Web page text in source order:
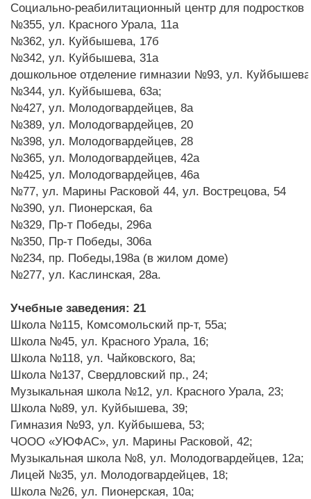
Социально-реабилитационный центр для подростков
№355, ул. Красного Урала, 11а
№362, ул. Куйбышева, 17б
№342, ул. Куйбышева, 31а
дошкольное отделение гимназии №93, ул.
№344, ул. Куйбышева, 63а;
№427, ул. Молодогвардейцев, 8а
№389, ул. Молодогвардейцев, 20
№398, ул. Молодогвардейцев, 28
№365, ул. Молодогвардейцев, 42а
№425, ул. Молодогвардейцев, 46а
№77, ул. Марины Расковой 44, ул. Вострецова, 54
№390, ул. Пионерская, 6а
№329, Пр-т Победы, 296а
№350, Пр-т Победы, 306а
№234, пр. Победы,198а (в жилом доме)
№277, ул. Каслинская, 28а.
Учебные заведения: 21
Школа №115, Комсомольский пр-т, 55а;
Школа №45, ул. Красного Урала, 16;
Школа №118, ул. Чайковского, 8а;
Школа №137, Свердловский пр., 24;
Музыкальная школа №12, ул. Красного Урала, 23;
Школа №89, ул. Куйбышева, 39;
Гимназия №93, ул. Куйбышева, 53;
ЧООО «УЮФАС», ул. Марины Расковой, 42;
Музыкальная школа №8, ул. Молодогвардейцев, 12а;
Лицей №35, ул. Молодогвардейцев, 18;
Школа №26, ул. Пионерская, 10а;